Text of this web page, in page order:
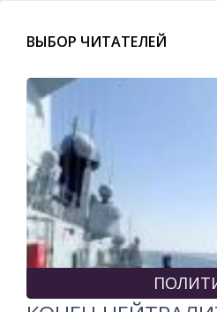
ВЫБОР ЧИТАТЕЛЕЙ